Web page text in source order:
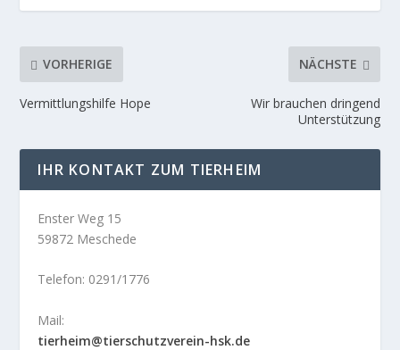
VORHERIGE
Vermittlungshilfe Hope
NÄCHSTE
Wir brauchen dringend
Unterstützung
IHR KONTAKT ZUM TIERHEIM
Enster Weg 15
59872 Meschede
Telefon: 0291/1776
Mail:
tierheim@tierschutzverein-hsk.de